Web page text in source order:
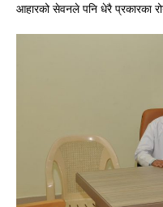
आहारको सेवनले पनि धेरै प्रकारका